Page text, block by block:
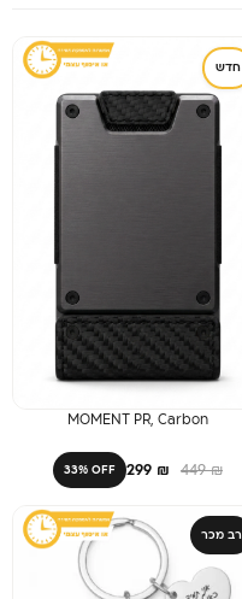
חדש
MOMENT PR, Carbon
₪
449
₪
33% OFF
רב מכר